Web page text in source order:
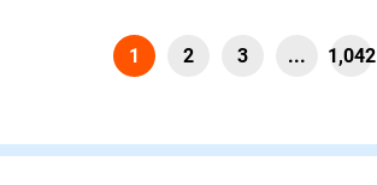
1 2 3 ... 1,042